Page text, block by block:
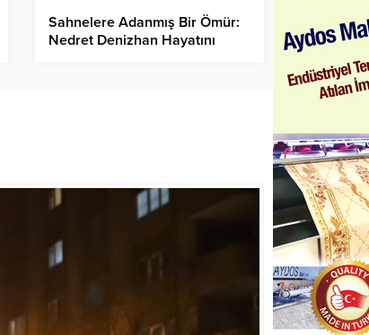
Sahnelere Adanmış Bir Ömür:
Nedret Denizhan Hayatını